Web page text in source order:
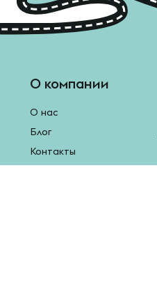
О компании
О нас
Блог
Контакты